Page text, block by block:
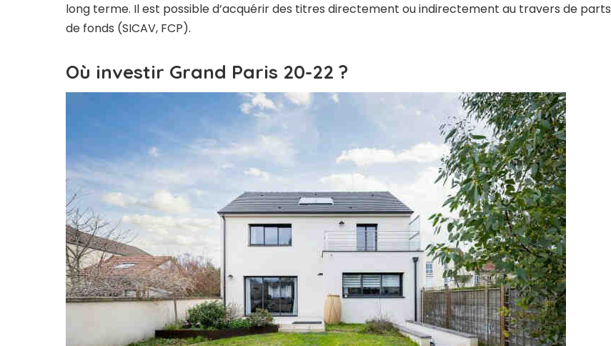
long terme. Il est possible d’acquérir des titres directement ou indirectement au travers de parts
de fonds (SICAV, FCP).
Où investir Grand Paris 20-22 ?